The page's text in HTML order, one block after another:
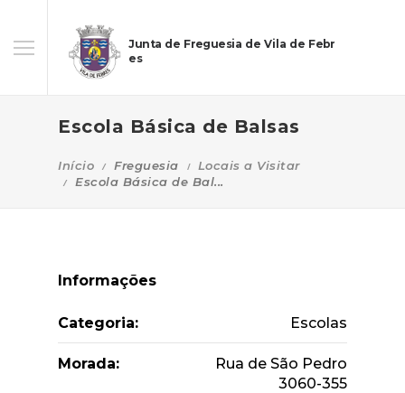
Junta de Freguesia de Vila de Febr
es
Escola Básica de Balsas
Início Freguesia
Locais a Visitar
Escola Básica de Bal...
Informações
Categoria: Escolas
Morada:
Rua de São Pedro
3060-355